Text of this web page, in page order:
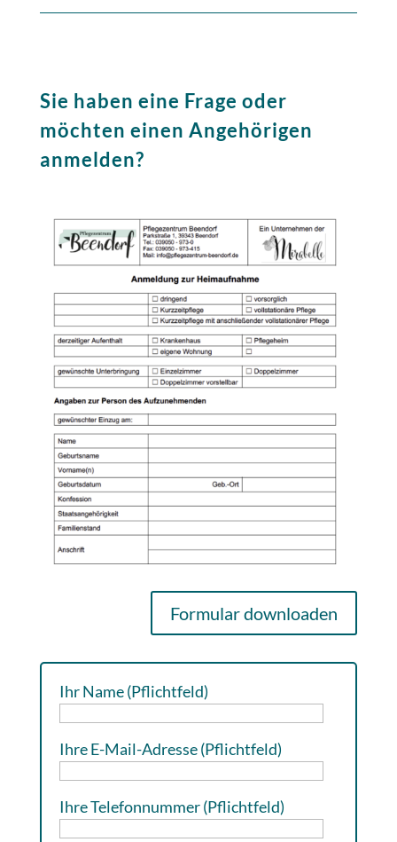
Sie haben eine Frage oder
möchten einen Angehörigen
anmelden?
Formular downloaden
Ihr Name (Pflichtfeld)
Ihre E-Mail-Adresse (Pflichtfeld)
Ihre Telefonnummer (Pflichtfeld)